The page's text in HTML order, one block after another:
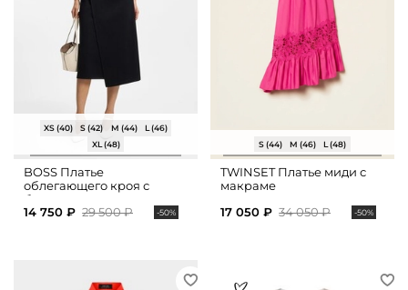
XS (40) S (42) M (44)
L (46)
XL (48)
BOSS Платье
облегающего кроя с
боковыми разрезами
14 750 ₽ 29 500 ₽ -50%
S (44) M (46) L (48)
TWINSET Платье миди с
макраме
17 050 ₽ 34 050 ₽ -50%